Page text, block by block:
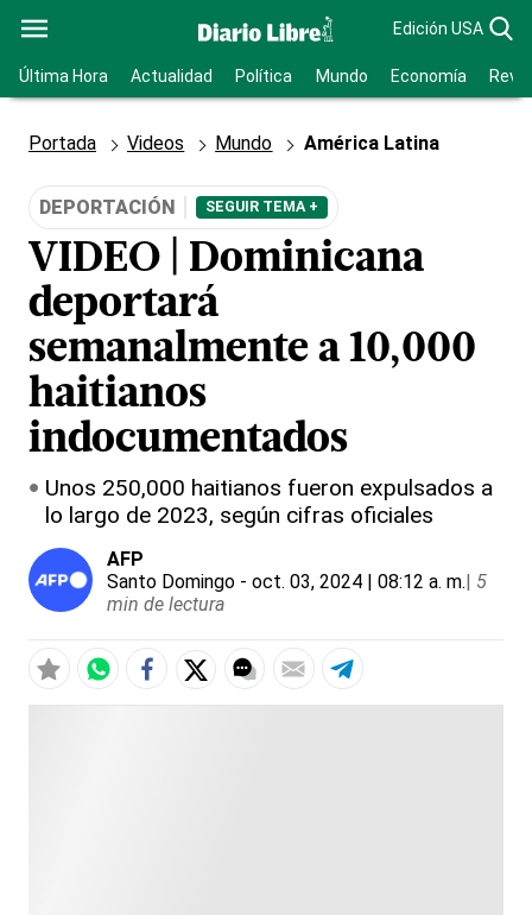
Edición USA
Última Hora Actualidad Política Mundo Economía
Portada Videos Mundo América Latina
DEPORTACIÓN SEGUIR TEMA +
VIDEO | Dominicana
deportará
semanalmente a 10,000
haitianos
indocumentados
Unos 250,000 haitianos fueron expulsados a
lo largo de 2023, según cifras oficiales
AFP
Santo Domingo - oct. 03, 2024 | 08:12 a. m.| 5
min de lectura